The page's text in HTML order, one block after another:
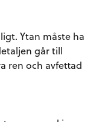
Ytan måste ha
går till
ren och avfettad